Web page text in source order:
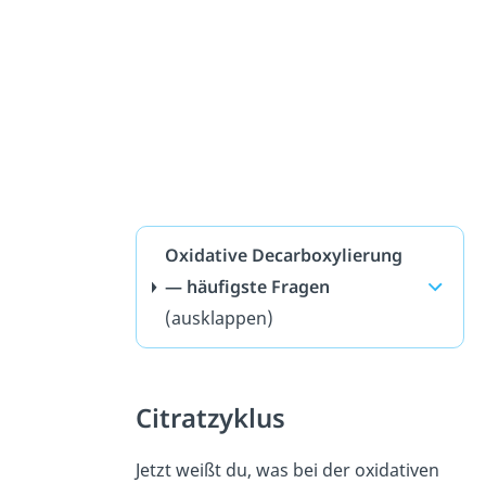
Oxidative Decarboxylierung
— häufigste Fragen
(ausklappen)
Citratzyklus
Jetzt weißt du, was bei der oxidativen